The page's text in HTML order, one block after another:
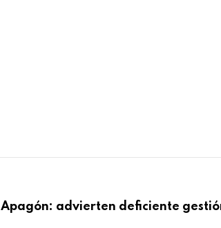
Apagón: advierten deficiente